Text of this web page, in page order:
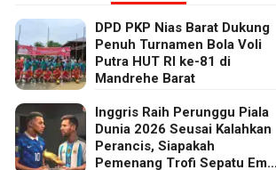
DPD PKP Nias Barat Dukung
Penuh Turnamen Bola Voli
Putra HUT RI ke-81 di
Mandrehe Barat
Inggris Raih Perunggu Piala
Dunia 2026 Seusai Kalahkan
Perancis, Siapakah
Pemenang Trofi Sepatu Emas